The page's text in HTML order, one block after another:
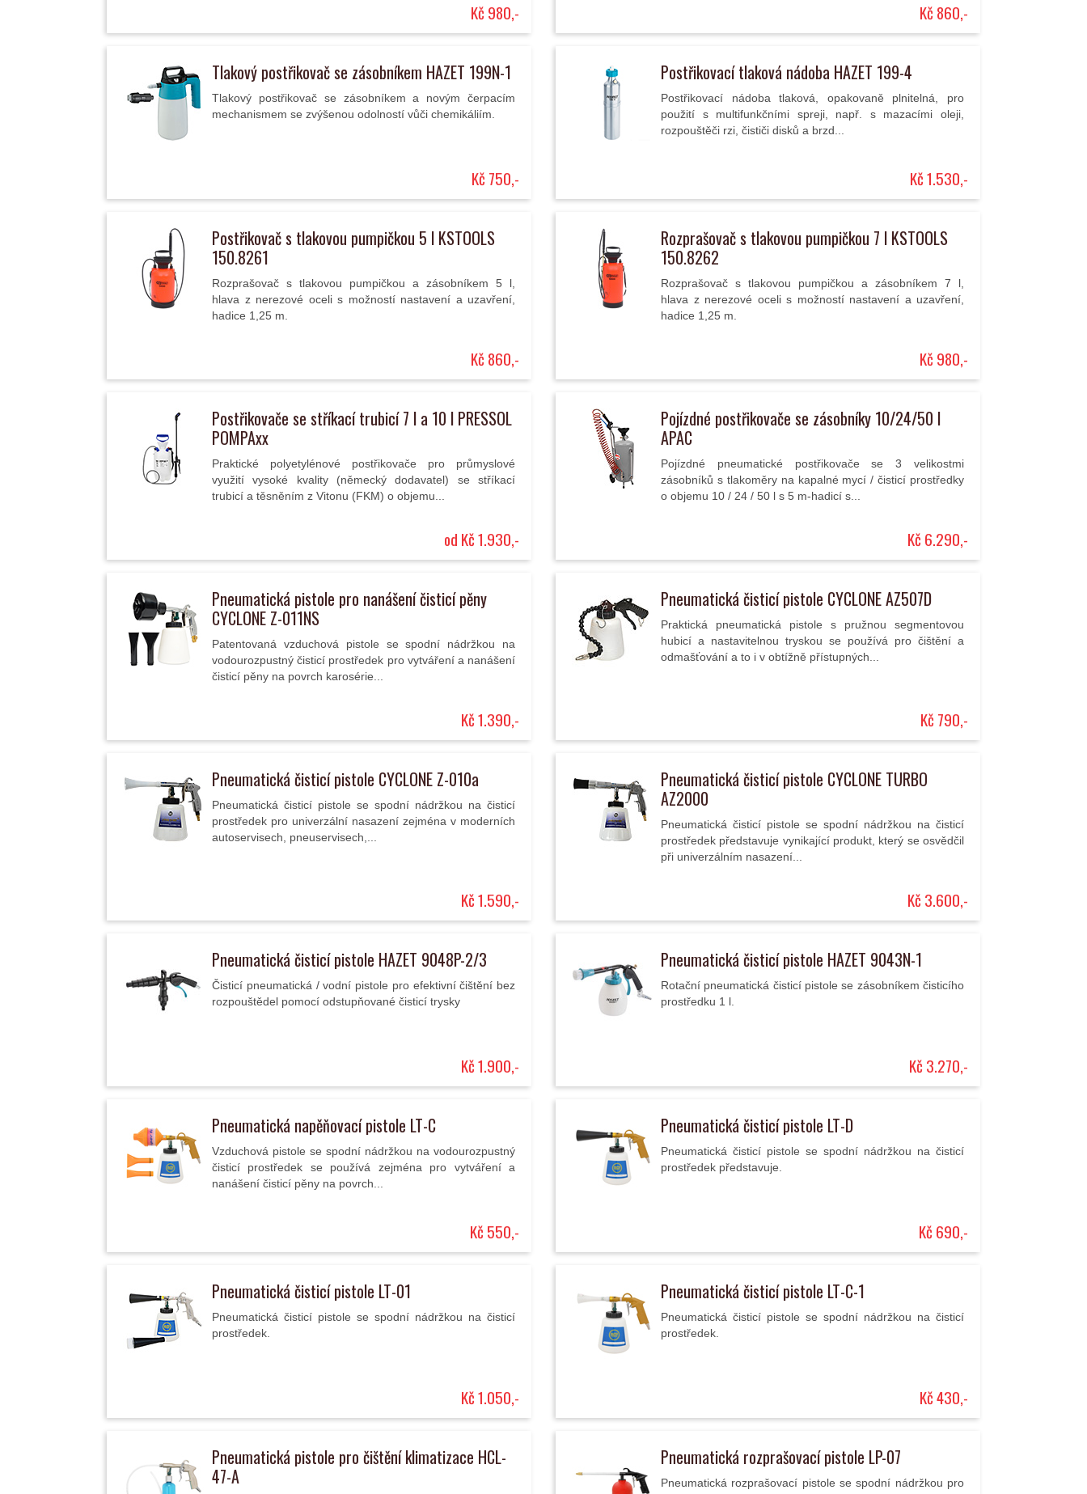
Kč 980,- Kč 860,-
Tlakový postřikovač se zásobníkem HAZET 199N-1
Tlakový postřikovač se zásobníkem a novým čerpacím
mechanismem se zvýšenou odolností vůči chemikáliím.
Kč 750,-
Postřikovací tlaková nádoba HAZET 199-4
Postřikovací nádoba tlaková, opakovaně plnitelná, pro
použití s multifunkčními spreji, např. s mazacími oleji,
rozpouštěči rzi, čističi disků a brzd...
Kč 1.530,-
Postřikovač s tlakovou pumpičkou 5 l KSTOOLS
150.8261
Rozprašovač s tlakovou pumpičkou a zásobníkem 5 l,
hlava z nerezové oceli s možností nastavení a uzavření,
hadice 1,25 m.
Kč 860,-
Rozprašovač s tlakovou pumpičkou 7 l KSTOOLS
150.8262
Rozprašovač s tlakovou pumpičkou a zásobníkem 7 l,
hlava z nerezové oceli s možností nastavení a uzavření,
hadice 1,25 m.
Kč 980,-
Postřikovače se stříkací trubicí 7 l a 10 l PRESSOL
POMPAxx
Praktické polyetylénové postřikovače pro průmyslové
využití vysoké kvality (německý dodavatel) se stříkací
trubicí a těsněním z Vitonu (FKM) o objemu...
od Kč 1.930,-
Pojízdné postřikovače se zásobníky 10/24/50 l
APAC
Pojízdné pneumatické postřikovače se 3 velikostmi
zásobníků s tlakoměry na kapalné mycí / čisticí prostředky
o objemu 10 / 24 / 50 l s 5 m-hadicí s...
Kč 6.290,-
Pneumatická pistole pro nanášení čisticí pěny
CYCLONE Z-011NS
Patentovaná vzduchová pistole se spodní nádržkou na
vodourozpustný čisticí prostředek pro vytváření a nanášení
čisticí pěny na povrch karosérie...
Kč 1.390,-
Pneumatická čisticí pistole CYCLONE AZ507D
Praktická pneumatická pistole s pružnou segmentovou
hubicí a nastavitelnou tryskou se používá pro čištění a
odmašťování a to i v obtížně přístupných...
Kč 790,-
Pneumatická čisticí pistole CYCLONE Z-010a
Pneumatická čisticí pistole se spodní nádržkou na čisticí
prostředek pro univerzální nasazení zejména v moderních
autoservisech, pneuservisech,...
Kč 1.590,-
Pneumatická čisticí pistole CYCLONE TURBO
AZ2000
Pneumatická čisticí pistole se spodní nádržkou na čisticí
prostředek představuje vynikající produkt, který se osvědčil
při univerzálním nasazení...
Kč 3.600,-
Pneumatická čisticí pistole HAZET 9048P-2/3
Čisticí pneumatická / vodní pistole pro efektivní čištění bez
rozpouštědel pomocí odstupňované čisticí trysky
Kč 1.900,-
Pneumatická čisticí pistole HAZET 9043N-1
Rotační pneumatická čisticí pistole se zásobníkem čisticího
prostředku 1 l.
Kč 3.270,-
Pneumatická napěňovací pistole LT-C
Vzduchová pistole se spodní nádržkou na vodourozpustný
čisticí prostředek se používá zejména pro vytváření a
nanášení čisticí pěny na povrch...
Kč 550,-
Pneumatická čisticí pistole LT-D
Pneumatická čisticí pistole se spodní nádržkou na čisticí
prostředek představuje.
Kč 690,-
Pneumatická čisticí pistole LT-01
Pneumatická čisticí pistole se spodní nádržkou na čisticí
prostředek.
Kč 1.050,-
Pneumatická čisticí pistole LT-C-1
Pneumatická čisticí pistole se spodní nádržkou na čisticí
prostředek.
Kč 430,-
Pneumatická pistole pro čištění klimatizace HCL-
47-A
Pneumatická rozprašovací pistole LP-07
Pneumatická rozprašovací pistole se spodní nádržkou pro